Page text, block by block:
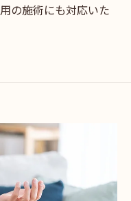
の施術にも対応いた